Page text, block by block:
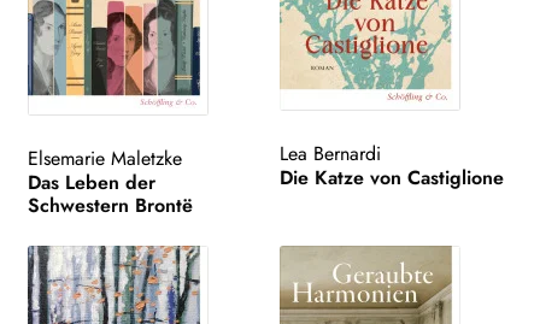
Elsemarie Maletzke
Das Leben der
Schwestern Brontë
Lea Bernardi
Die Katze von Castiglione